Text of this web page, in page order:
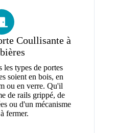
Coullisante à
les types de portes
soient en bois, en
ou en verre. Qu'il
de rails grippé, de
ou d'un mécanisme
fermer.